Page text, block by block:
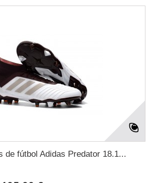
de fútbol Adidas Predator 18.1...